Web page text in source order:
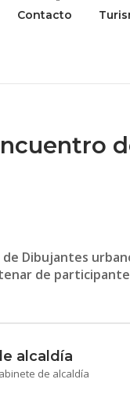
Contacto
Dibujantes
de
alcaldía
de alcaldía